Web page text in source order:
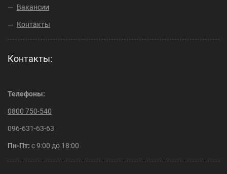
Вакансии
Контакты
Контакты:
Телефоны:
0800 750-540
096-631-63-63
Пн-Пт: с 9:00 до 18:00